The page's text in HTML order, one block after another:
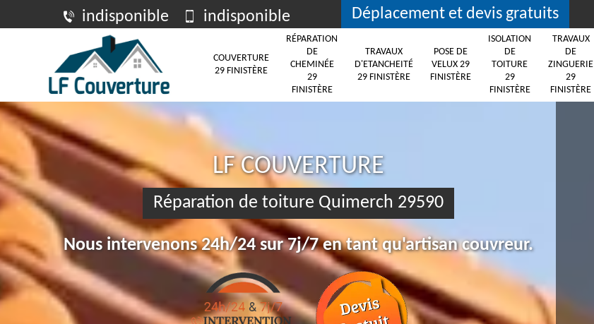
indisponible indisponible Déplacement et devis gratuits
COUVERTURE
29 FINISTÈRE
RÉPARATION
DE
CHEMINÉE
29
FINISTÈRE
TRAVAUX
D'ETANCHEITÉ
29 FINISTÈRE
POSE DE
VELUX 29
FINISTÈRE
ISOLATION
DE
TOITURE
29
FINISTÈRE
TRAVAUX
DE
ZINGUERIE
29
FINISTÈRE
LF COUVERTURE
Réparation de toiture Quimerch 29590
Nous intervenons 24h/24 sur 7j/7 en tant qu'artisan couvreur.